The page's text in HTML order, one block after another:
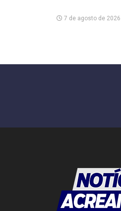
7 de agosto de 2026